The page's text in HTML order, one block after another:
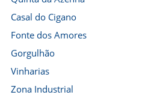
Casal do Cigano
Fonte dos Amores
Gorgulhão
Vinharias
Zona Industrial